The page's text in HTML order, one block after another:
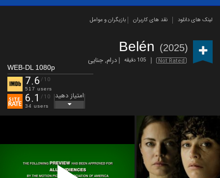
لینک های دانلود نقد های کاربران بازیگران و عوامل
Belén (2025)
Not Rated 105 دقیقه درام,جنایی
WEB-DL 1080p
7.6 /10
517 users
6.1 /10
34 users
امتیاز دهید